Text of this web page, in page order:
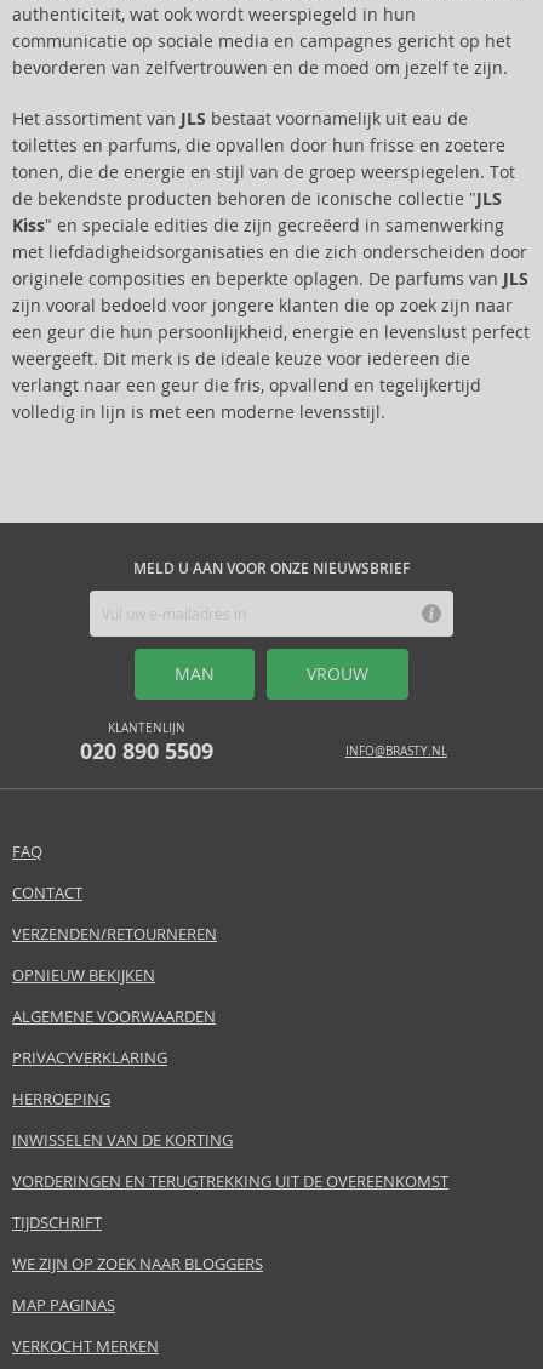
authenticiteit, wat ook wordt weerspiegeld in hun
communicatie op sociale media en campagnes gericht op het
bevorderen van zelfvertrouwen en de moed om jezelf te zijn.
Het assortiment van JLS bestaat voornamelijk uit eau de
toilettes en parfums, die opvallen door hun frisse en zoetere
tonen, die de energie en stijl van de groep weerspiegelen. Tot
de bekendste producten behoren de iconische collectie "JLS
Kiss" en speciale edities die zijn gecreëerd in samenwerking
met liefdadigheidsorganisaties en die zich onderscheiden door
originele composities en beperkte oplagen. De parfums van JLS
zijn vooral bedoeld voor jongere klanten die op zoek zijn naar
een geur die hun persoonlijkheid, energie en levenslust perfect
weergeeft. Dit merk is de ideale keuze voor iedereen die
verlangt naar een geur die fris, opvallend en tegelijkertijd
volledig in lijn is met een moderne levensstijl.
MELD U AAN VOOR ONZE NIEUWSBRIEF
MAN VROUW
KLANTENLIJN
020 890 5509 INFO@BRASTY.NL
FAQ
CONTACT
VERZENDEN/RETOURNEREN
OPNIEUW BEKIJKEN
ALGEMENE VOORWAARDEN
PRIVACYVERKLARING
HERROEPING
INWISSELEN VAN DE KORTING
VORDERINGEN EN TERUGTREKKING UIT DE OVEREENKOMST
TIJDSCHRIFT
WE ZIJN OP ZOEK NAAR BLOGGERS
MAP PAGINAS
VERKOCHT MERKEN